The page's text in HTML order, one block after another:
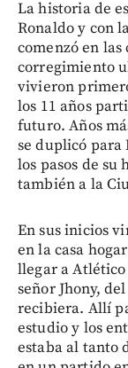
La historia de
Ronaldo y con
comenzó en
corregimiento
vivieron
los 11 años
futuro. Años
se duplicó para
los pasos de su
también a la
En sus inicios
en la casa
llegar a
señor Jhony,
recibiera. Allí
estudio y los
estaba al tanto